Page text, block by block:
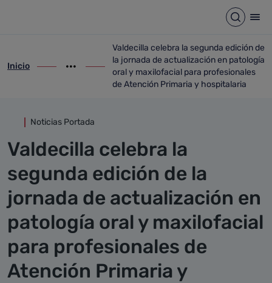
Abrir
ir-a inicio
Inicio
Mostrar opciones del camino de migas
ir-a Valdecilla celebra la segunda
Valdecilla celebra la segunda edición de
la jornada de actualización en patología
oral y maxilofacial para profesionales
de Atención Primaria y hospitalaria
Noticias Portada
Valdecilla celebra la
segunda edición de la
jornada de actualización en
patología oral y maxilofacial
para profesionales de
Atención Primaria y